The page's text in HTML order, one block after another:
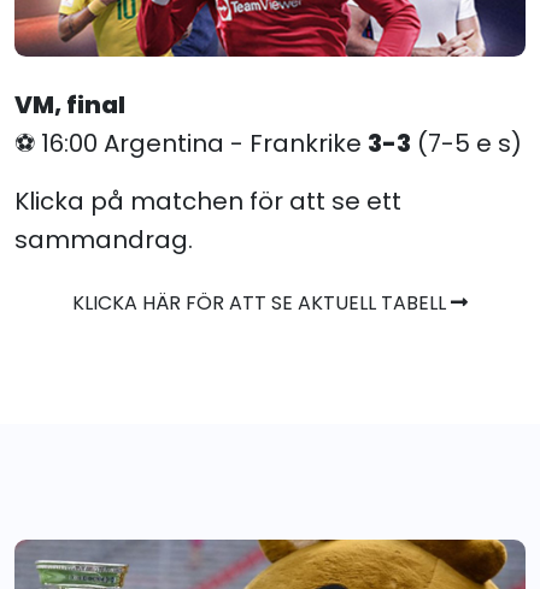
VM, final
⚽️ 16:00 Argentina - Frankrike 3-3 (7-5 e s)
Klicka på matchen för att se ett
sammandrag.
KLICKA HÄR FÖR ATT SE AKTUELL TABELL